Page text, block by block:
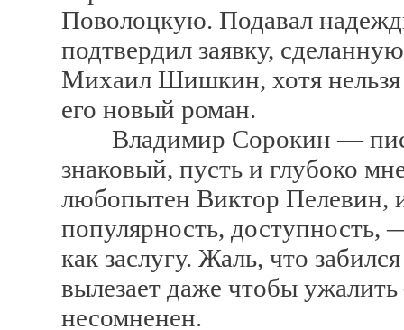
Поволоцкую. Подавал
подтвердил заявку,
Михаил Шишкин, хотя нельзя
его новый роман.
Владимир Сорокин —
знаковый, пусть и глубоко
любопытен Виктор Пелевин,
популярность, доступность,
как заслугу. Жаль, что
вылезает даже чтобы
несомненен.